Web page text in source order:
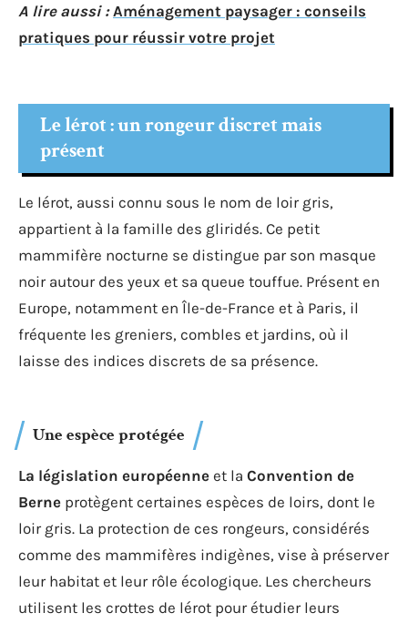
A lire aussi : Aménagement paysager : conseils
pratiques pour réussir votre projet
Le lérot : un rongeur discret mais
présent
Le lérot, aussi connu sous le nom de loir gris,
appartient à la famille des gliridés. Ce petit
mammifère nocturne se distingue par son masque
noir autour des yeux et sa queue touffue. Présent en
Europe, notamment en Île-de-France et à Paris, il
fréquente les greniers, combles et jardins, où il
laisse des indices discrets de sa présence.
Une espèce protégée
La législation européenne et la Convention de
Berne protègent certaines espèces de loirs, dont le
loir gris. La protection de ces rongeurs, considérés
comme des mammifères indigènes, vise à préserver
leur habitat et leur rôle écologique. Les chercheurs
utilisent les crottes de lérot pour étudier leurs